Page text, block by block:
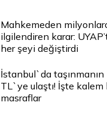
Mahkemeden
ilgilendiren karar:
her şeyi değiştirdi
İstanbul`da
TL`ye ulaştı! İşte kalem
masraflar